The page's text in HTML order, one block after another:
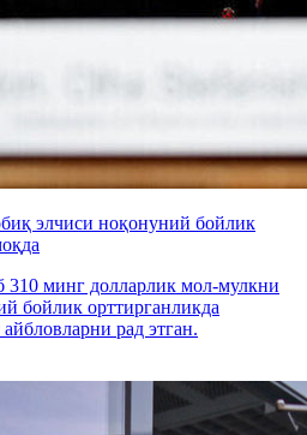
элчиси ноқонуний бойлик
минг долларлик мол-мулкни
бойлик орттирганликда
рад этган.